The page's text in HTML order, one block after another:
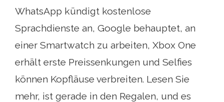
WhatsApp kündigt kostenlose
Sprachdienste an, Google behauptet, an
einer Smartwatch zu arbeiten, Xbox One
erhält erste Preissenkungen und Selfies
können Kopfläuse verbreiten. Lesen Sie
mehr, ist gerade in den Regalen, und es